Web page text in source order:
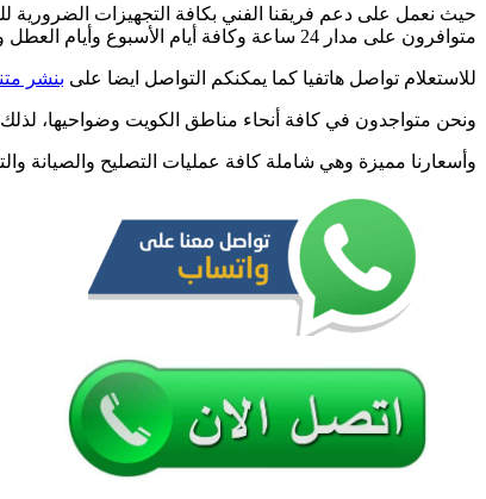
حيث نعمل على دعم فريقنا الفني بكافة التجهيزات الضرورية
متوافرون على مدار 24 ساعة وكافة أيام الأسبوع وأيام العطل والأعياد وأوقات الحظر أيضاً.
للاستعلام تواصل هاتفيا كما يمكنكم التواصل ايضا على بنشر
ونحن متواجدون في كافة أنحاء مناطق الكويت وضواحيها،
وأسعارنا مميزة وهي شاملة كافة عمليات التصليح والصيانة